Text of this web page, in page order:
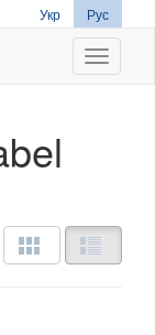
Укр Рус